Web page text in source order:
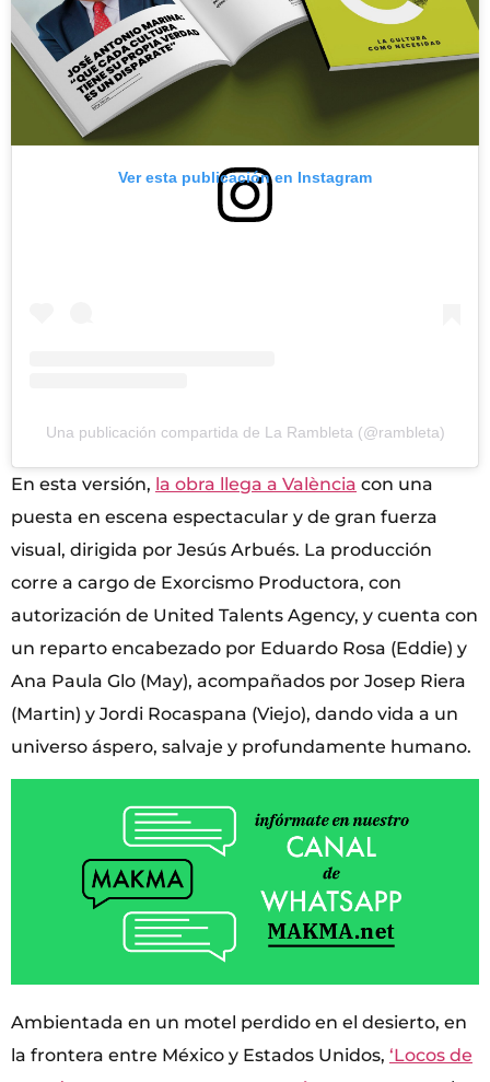
Ver esta publicación en Instagram
Una publicación compartida de La Rambleta (@rambleta)
En esta versión, la obra llega a València con una
puesta en escena espectacular y de gran fuerza
visual, dirigida por Jesús Arbués. La producción
corre a cargo de Exorcismo Productora, con
autorización de United Talents Agency, y cuenta con
un reparto encabezado por Eduardo Rosa (Eddie) y
Ana Paula Glo (May), acompañados por Josep Riera
(Martin) y Jordi Rocaspana (Viejo), dando vida a un
universo áspero, salvaje y profundamente humano.
Ambientada en un motel perdido en el desierto, en
la frontera entre México y Estados Unidos, ‘Locos de